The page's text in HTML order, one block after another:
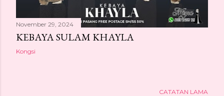
November 29, 2024
KEBAYA SULAM KHAYLA
Kongsi
CATATAN LAMA